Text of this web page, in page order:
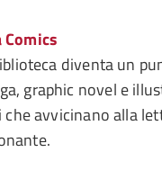
diventa un
graphic novel e
che avvicinano alla